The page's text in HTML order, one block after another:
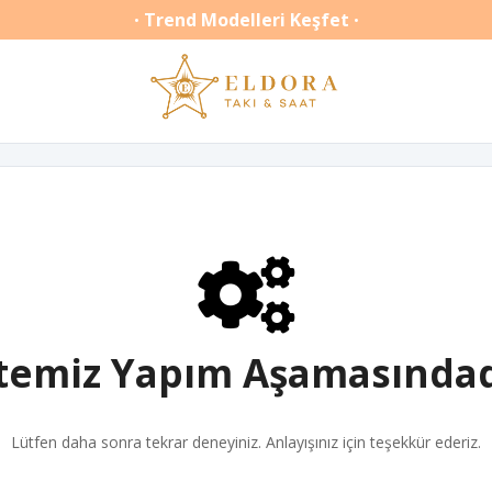
• Trend Modelleri Keşfet •
Yapım
Lütfen daha sonra tekrar deneyiniz. Anlayışınız için teşekkür ederiz.